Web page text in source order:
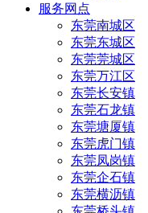
服务网点
东莞南城区
东莞东城区
东莞莞城区
东莞万江区
东莞长安镇
东莞石龙镇
东莞塘厦镇
东莞虎门镇
东莞凤岗镇
东莞企石镇
东莞横沥镇